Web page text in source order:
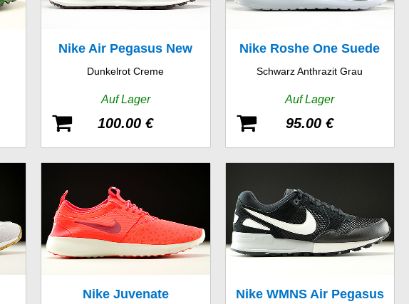
Nike Air Pegasus New
Racer
Dunkelrot Creme
Auf Lager
100.00 €
Nike Roshe One Suede
Schwarz Anthrazit Grau
Auf Lager
95.00 €
Nike Juvenate Nike WMNS Air Pegasus